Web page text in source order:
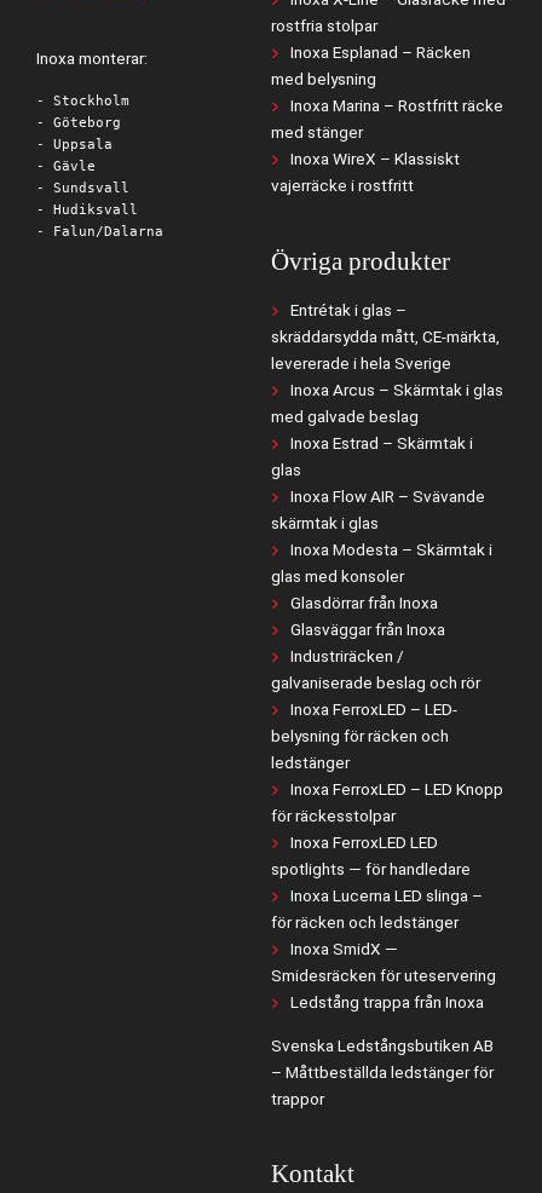
Inoxa monterar:
- Stockholm
- Göteborg
- Uppsala
- Gävle
- Sundsvall
- Hudiksvall
- Falun/Dalarna
rostfria stolpar
Inoxa Esplanad – Räcken
med belysning
Inoxa Marina – Rostfritt räcke
med stänger
Inoxa WireX – Klassiskt
vajerräcke i rostfritt
Övriga produkter
Entrétak i glas –
skräddarsydda mått, CE-märkta,
levererade i hela Sverige
Inoxa Arcus – Skärmtak i glas
med galvade beslag
Inoxa Estrad – Skärmtak i
glas
Inoxa Flow AIR – Svävande
skärmtak i glas
Inoxa Modesta – Skärmtak i
glas med konsoler
Glasdörrar från Inoxa
Glasväggar från Inoxa
Industriräcken /
galvaniserade beslag och rör
Inoxa FerroxLED – LED-
belysning för räcken och
ledstänger
Inoxa FerroxLED – LED Knopp
för räckesstolpar
Inoxa FerroxLED LED
spotlights — för handledare
Inoxa Lucerna LED slinga –
för räcken och ledstänger
Inoxa SmidX —
Smidesräcken för uteservering
Ledstång trappa från Inoxa
Svenska Ledstångsbutiken AB
– Måttbeställda ledstänger för
trappor
Kontakt